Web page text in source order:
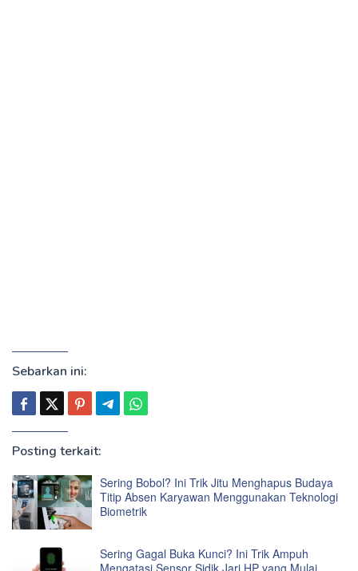
Sebarkan ini:
Posting terkait:
Sering Bobol? Ini Trik Jitu Menghapus Budaya
Titip Absen Karyawan Menggunakan Teknologi
Biometrik
Sering Gagal Buka Kunci? Ini Trik Ampuh